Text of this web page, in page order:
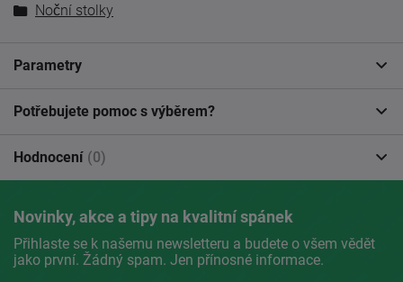
Noční stolky
Parametry
Potřebujete pomoc s výběrem?
Hodnocení (0)
Novinky, akce a tipy na kvalitní spánek
Přihlaste se k našemu newsletteru a budete o všem vědět
jako první. Žádný spam. Jen přínosné informace.